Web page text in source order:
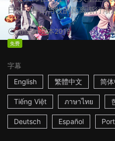
日深，春田与牧的距离渐行渐
1h53m日本2019
免费
字幕
English
繁體中文 简
Tiếng Việt ภาษาไทย
Deutsch Español